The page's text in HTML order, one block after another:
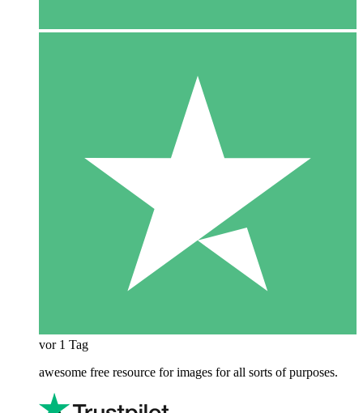
vor 1 Tag
awesome free resource for images for all sorts of purposes.